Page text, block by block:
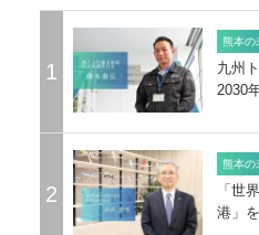
1
熊本の
九州
2030
2
熊本の
「世
港」